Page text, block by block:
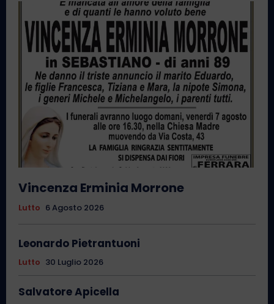
Vincenza Erminia Morrone
Lutto 6 Agosto 2026
Leonardo Pietrantuoni
Lutto 30 Luglio 2026
Salvatore Apicella